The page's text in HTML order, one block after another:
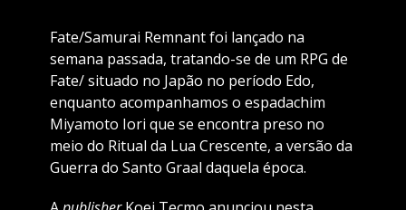
Fate/Samurai Remnant foi lançado na
semana passada, tratando-se de um RPG de
Fate/ situado no Japão no período Edo,
enquanto acompanhamos o espadachim
Miyamoto Iori que se encontra preso no
meio do Ritual da Lua Crescente, a versão da
Guerra do Santo Graal daquela época.